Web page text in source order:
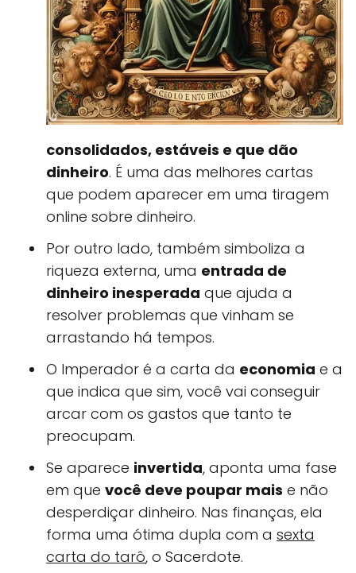
consolidados, estáveis e que dão
dinheiro. É uma das melhores cartas
que podem aparecer em uma tiragem
online sobre dinheiro.
Por outro lado, também simboliza a
riqueza externa, uma entrada de
dinheiro inesperada que ajuda a
resolver problemas que vinham se
arrastando há tempos.
O Imperador é a carta da economia e a
que indica que sim, você vai conseguir
arcar com os gastos que tanto te
preocupam.
Se aparece invertida, aponta uma fase
em que você deve poupar mais e não
desperdiçar dinheiro. Nas finanças, ela
forma uma ótima dupla com a sexta
carta do tarô, o Sacerdote.